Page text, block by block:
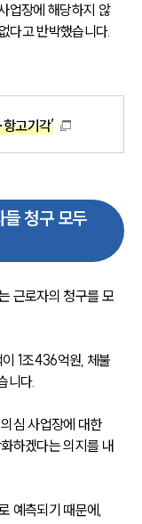
업장에 해당하지 않
다고 반박했습니다.
고기각’
청구 모두
근로자의 청구를 모
1조436억원, 체불
니다.
심 사업장에 대한
하겠다는 의지를 내
예측되기 때문에,